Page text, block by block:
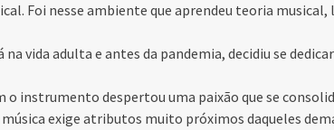
Foi nesse ambiente que aprendeu teoria
na vida adulta e antes da pandemia, decidiu se
o instrumento despertou uma paixão que se
exige atributos muito próximos daqueles